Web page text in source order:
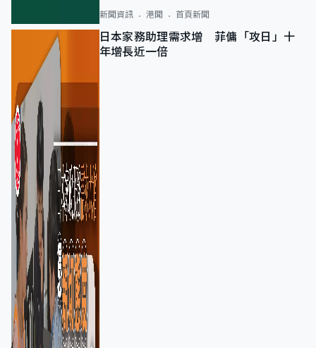
新聞資訊 港聞 首頁新聞
日本家務助理需求增 菲傭「攻日」十
年增長近一倍